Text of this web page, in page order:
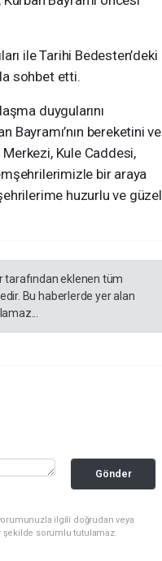
ile Tarihi Bedesten’deki
sohbet etti.
duygularını
Bayramı’nın bereketini ve
Kule Caddesi,
bir araya
huzurlu ve güzel
tarafından eklenen tüm
Bu haberlerde yer alan
Gönder
ilgili doğrudan veya
şekilde sorumlu tutulamaz.